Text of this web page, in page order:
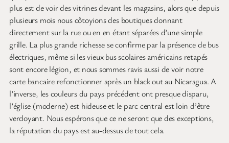
plus est de voir des vitrines devant les magasins, alors que depuis
plusieurs mois nous côtoyions des boutiques donnant
directement sur la rue ou en en étant séparées d’une simple
grille. La plus grande richesse se confirme par la présence de bus
électriques, même si les vieux bus scolaires américains retapés
sont encore légion, et nous sommes ravis aussi de voir notre
carte bancaire refonctionner après un black out au Nicaragua. A
l’inverse, les couleurs du pays précédent ont presque disparu,
l’église (moderne) est hideuse et le parc central est loin d’être
verdoyant. Nous espérons que ce ne seront que des exceptions,
la réputation du pays est au-dessus de tout cela.